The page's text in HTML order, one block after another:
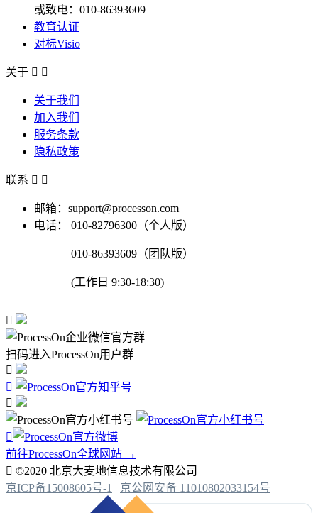
或致电：010-86393609
教育认证
对标Visio
关于  
关于我们
加入我们
服务条款
隐私政策
联系  
邮箱：support@processon.com
电话：
010-82796300（个人版）
010-86393609（团队版）
(工作日 9:30-18:30)

扫码进入ProcessOn用户群




前往ProcessOn全球网站 →
 ©2020 北京大麦地信息技术有限公司
京ICP备15008605号-1 | 京公网安备 11010802033154号